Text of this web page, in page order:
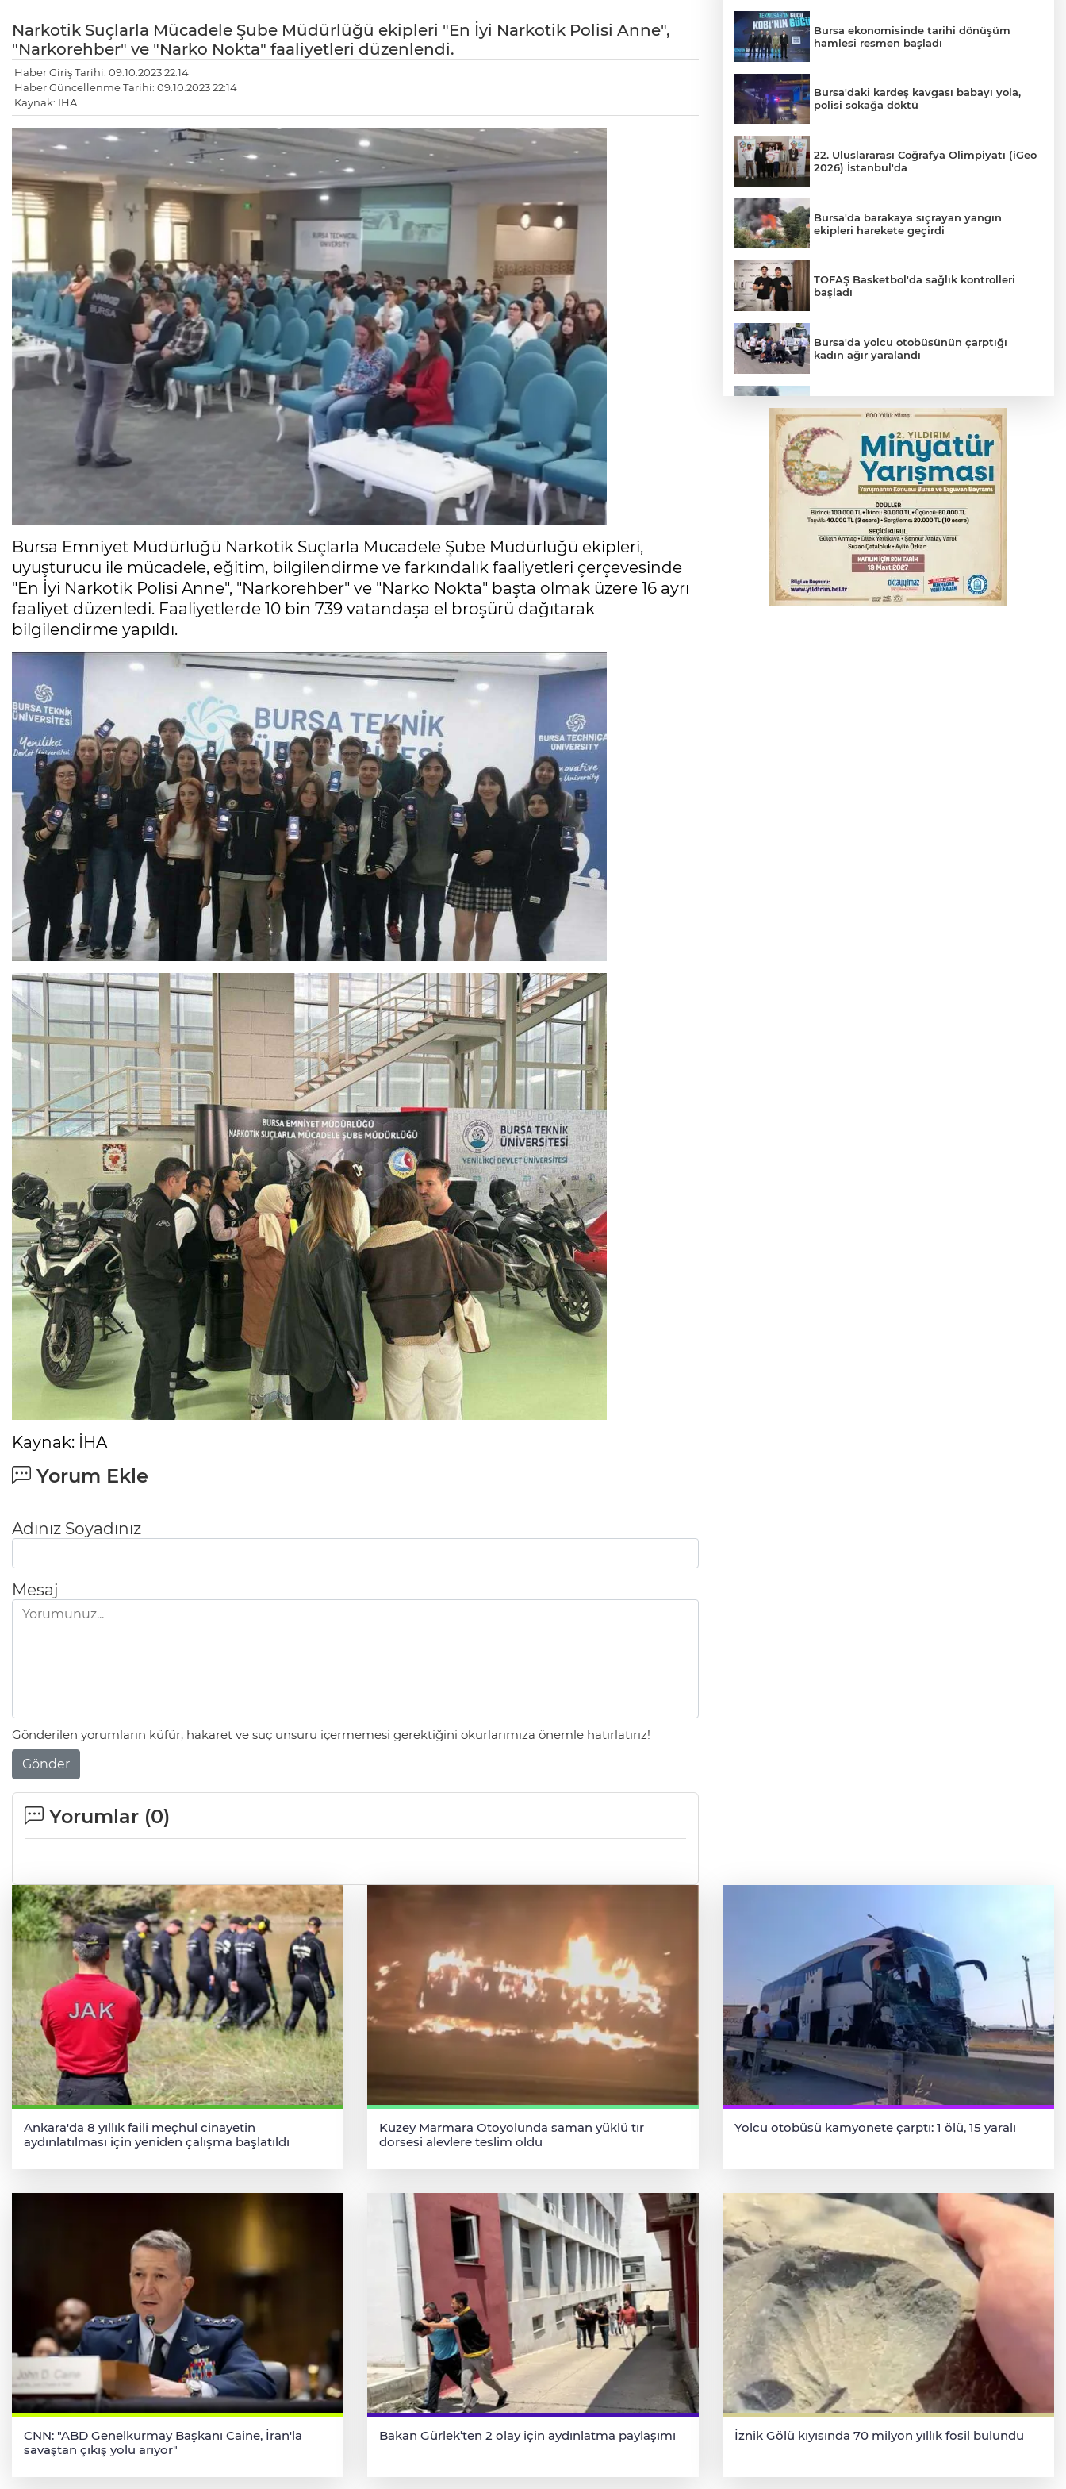
Narkotik Suçlarla Mücadele Şube Müdürlüğü ekipleri "En İyi Narkotik Polisi Anne",
"Narkorehber" ve "Narko Nokta" faaliyetleri düzenlendi.
Haber Giriş Tarihi: 09.10.2023 22:14
Haber Güncellenme Tarihi: 09.10.2023 22:14
Kaynak: İHA
Bursa Emniyet Müdürlüğü Narkotik Suçlarla Mücadele Şube Müdürlüğü ekipleri,
uyuşturucu ile mücadele, eğitim, bilgilendirme ve farkındalık faaliyetleri çerçevesinde
"En İyi Narkotik Polisi Anne", "Narkorehber" ve "Narko Nokta" başta olmak üzere 16 ayrı
faaliyet düzenledi. Faaliyetlerde 10 bin 739 vatandaşa el broşürü dağıtarak
bilgilendirme yapıldı.
Kaynak: İHA
Yorum Ekle
Adınız Soyadınız
Mesaj
Gönderilen yorumların küfür, hakaret ve suç unsuru içermemesi gerektiğini okurlarımıza önemle hatırlatırız!
Gönder
Yorumlar (0)
Bursa ekonomisinde tarihi dönüşüm
hamlesi resmen başladı
Bursa'daki kardeş kavgası babayı yola,
polisi sokağa döktü
22. Uluslararası Coğrafya Olimpiyatı (iGeo
2026) İstanbul'da
Bursa'da barakaya sıçrayan yangın
ekipleri harekete geçirdi
TOFAŞ Basketbol'da sağlık kontrolleri
başladı
Bursa'da yolcu otobüsünün çarptığı
kadın ağır yaralandı
yangın
Polisin 'dur' ihtarına uymadı, ceza
duvarına tosladı
Uludağ İçecek, 1. FC Nürnberg’in resmi
sponsoru oldu
'Yeni nesil suç örgütlerine' dev operasyon
Ankara'da 8 yıllık faili meçhul cinayetin
aydınlatılması için yeniden çalışma başlatıldı
Kuzey Marmara Otoyolunda saman yüklü tır
dorsesi alevlere teslim oldu
Yolcu otobüsü kamyonete çarptı: 1 ölü, 15 yaralı
CNN: "ABD Genelkurmay Başkanı Caine, İran'la
savaştan çıkış yolu arıyor"
Bakan Gürlek’ten 2 olay için aydınlatma paylaşımı İznik Gölü kıyısında 70 milyon yıllık fosil bulundu